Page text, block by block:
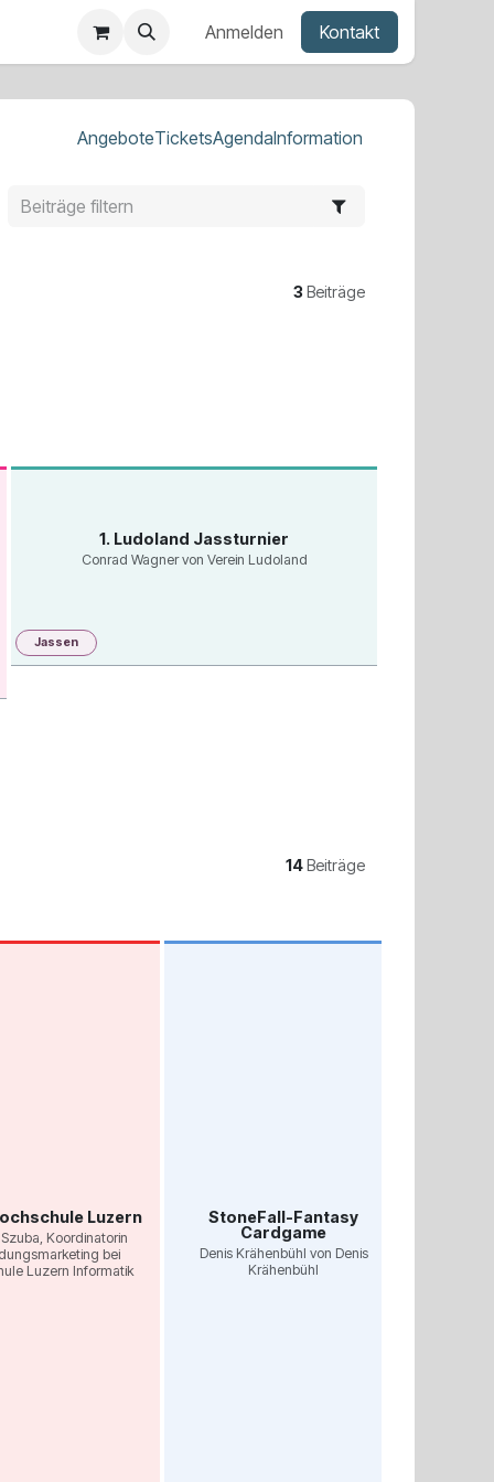
Anmelden Kontakt
AngeboteTicketsAgendaInformation
3 Beiträge
1. Ludoland Jassturnier
Conrad Wagner von Verein Ludoland
Jassen
14Beiträge
Luzern
Koordinatorin
bei
Luzern Informatik
StoneFall-Fantasy
Cardgame
Denis Krähenbühl von Denis
Krähenbühl